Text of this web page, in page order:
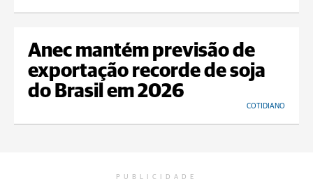
Anec mantém previsão de
exportação recorde de soja
do Brasil em 2026
COTIDIANO
PUBLICIDADE